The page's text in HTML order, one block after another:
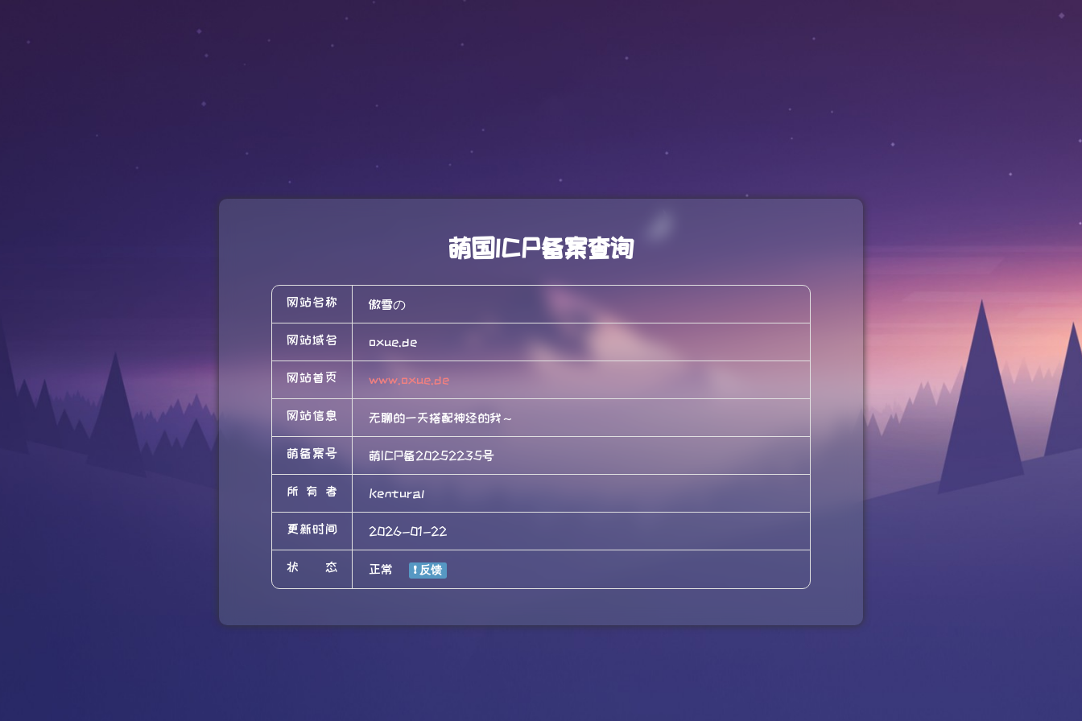
萌国ICP备案查询
网站名称 傲雪の
网站域名 oxue.de
网站首页 www.oxue.de
网站信息 无聊的一天搭配神经的我～
萌备案号 萌ICP备20252235号
所有者 Kentural
更新时间 2026-01-22
状态 正常